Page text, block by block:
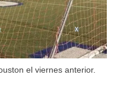
el viernes anterior.
X